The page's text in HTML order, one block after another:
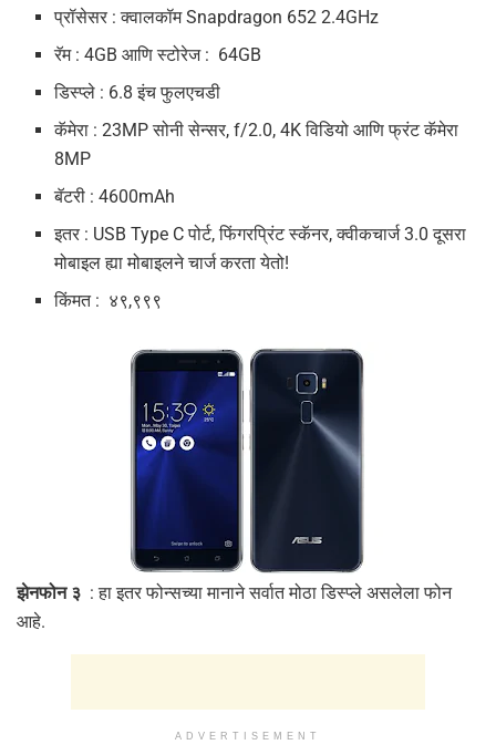
प्रॉसेसर : क्वालकॉम Snapdragon 652 2.4GHz
रॅम : 4GB आणि स्टोरेज : 64GB
डिस्प्ले : 6.8 इंच फुलएचडी
कॅमेरा : 23MP सोनी सेन्सर, f/2.0, 4K विडियो आणि फ्रंट कॅमेरा
8MP
बॅटरी : 4600mAh
इतर : USB Type C पोर्ट, फिंगरप्रिंट स्कॅनर, क्वीकचार्ज 3.0 दूसरा
मोबाइल ह्या मोबाइलने चार्ज करता येतो!
किंमत : ४९,९९९
झेनफोन ३ : हा इतर फोन्सच्या मानाने सर्वात मोठा डिस्प्ले असलेला फोन
आहे.
ADVERTISEMENT